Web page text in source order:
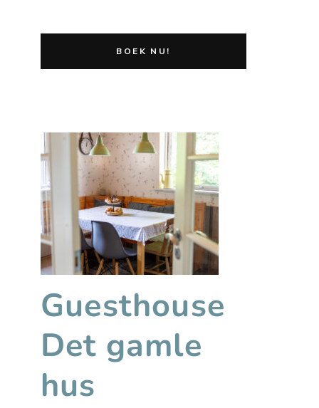
Guesthouse
Det gamle
hus